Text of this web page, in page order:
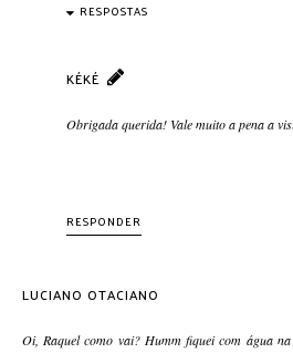
RESPOSTAS
KÉKÉ
Obrigada querida! Vale muito a pena a
RESPONDER
LUCIANO OTACIANO
Oi, Raquel como vai? Humm fiquei com água